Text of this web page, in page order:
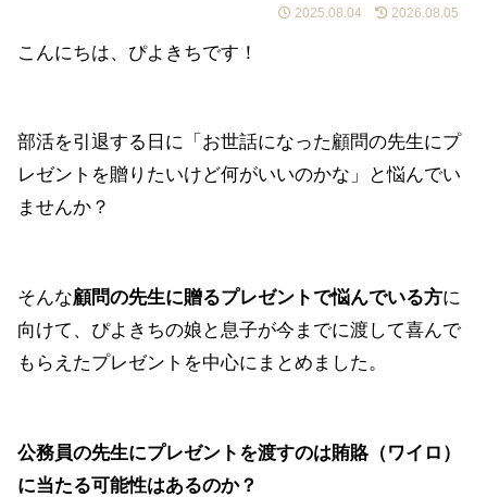
2025.08.04 2026.08.05
こんにちは、ぴよきちです！
部活を引退する日に「お世話になった顧問の先生にプ
レゼントを贈りたいけど何がいいのかな」と悩んでい
ませんか？
そんな顧問の先生に贈るプレゼントで悩んでいる方に
向けて、ぴよきちの娘と息子が今までに渡して喜んで
もらえたプレゼントを中心にまとめました。
公務員の先生にプレゼントを渡すのは賄賂（ワイロ）
に当たる可能性はあるのか？